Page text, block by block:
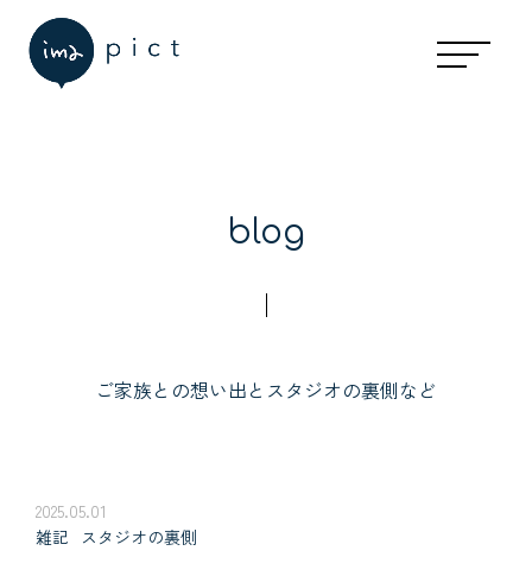
blog
ご家族との想い出とスタジオの裏側など
2025.05.01
雑記
スタジオの裏側